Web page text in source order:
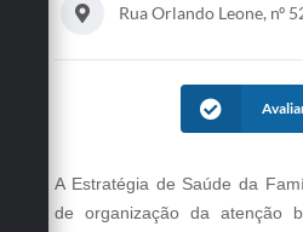
Rua Orlando Leone, nº
A Estratégia de Saúde da
de organização da atenção